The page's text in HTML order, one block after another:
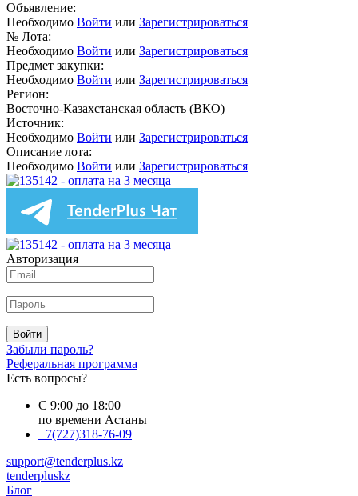
Объявление:
Необходимо Войти или Зарегистрироваться
№ Лота:
Необходимо Войти или Зарегистрироваться
Предмет закупки:
Необходимо Войти или Зарегистрироваться
Регион:
Восточно-Казахстанская область (ВКО)
Источник:
Необходимо Войти или Зарегистрироваться
Описание лота:
Необходимо Войти или Зарегистрироваться
Авторизация
Войти
Забыли пароль?
Реферальная программа
Есть вопросы?
С 9:00 до 18:00
по времени Астаны
+7(727)318-76-09
support@tenderplus.kz
tenderpluskz
Блог